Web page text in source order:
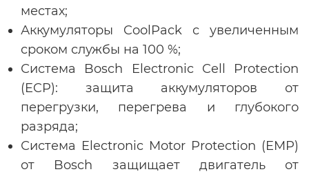
местах;
Аккумуляторы CoolPack с увеличенным
сроком службы на 100 %;
Система Bosch Electronic Cell Protection
(ECP): защита аккумуляторов от
перегрузки, перегрева и глубокого
разряда;
Система Electronic Motor Protection (EMP)
от Bosch защищает двигатель от